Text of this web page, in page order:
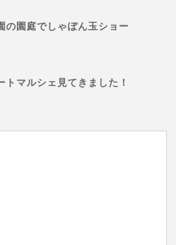
の園庭でしゃぼん玉ショー
トマルシェ見てきました！